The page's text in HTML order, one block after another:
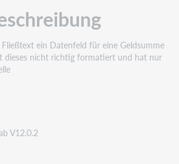
ein Datenfeld für eine Geldsumme
dieses nicht richtig formatiert und hat nur
V12.0.2